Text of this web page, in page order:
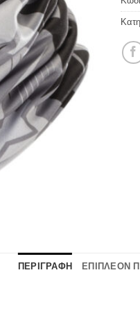
ΠΕΡΙΓΡΑΦΗ ΕΠΙΠΛΕΟΝ